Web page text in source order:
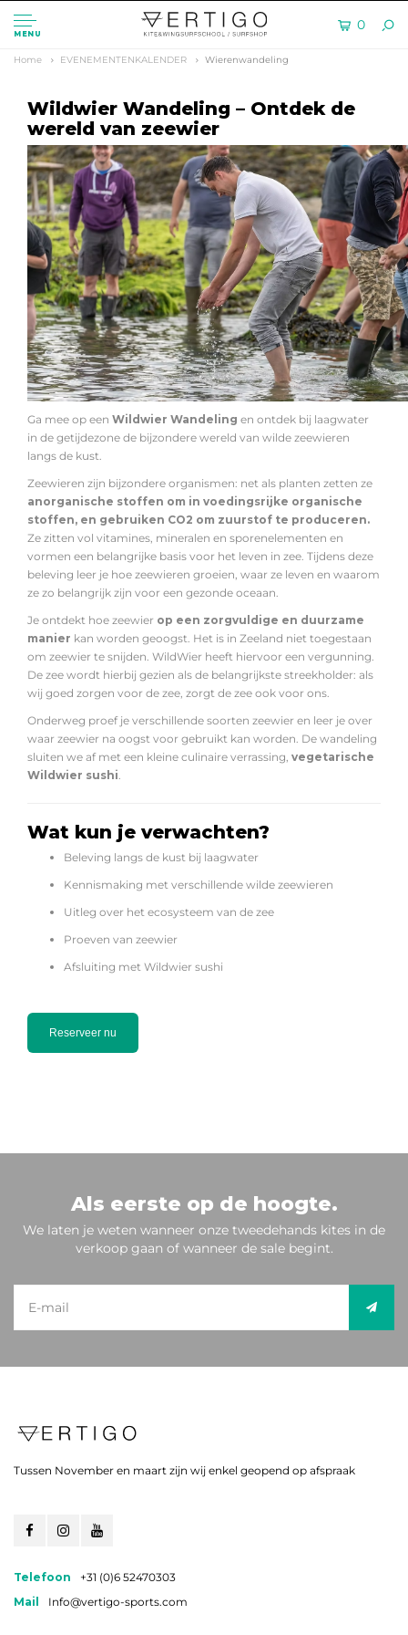
MENU
0
Home EVENEMENTENKALENDER Wierenwandeling
Wildwier Wandeling – Ontdek de
wereld van zeewier
Ga mee op een Wildwier Wandeling en ontdek bij laagwater
in de getijdezone de bijzondere wereld van wilde zeewieren
langs de kust.
Zeewieren zijn bijzondere organismen: net als planten zetten ze
anorganische stoffen om in voedingsrijke organische
stoffen, en gebruiken CO2 om zuurstof te produceren.
Ze zitten vol vitamines, mineralen en sporenelementen en
vormen een belangrijke basis voor het leven in zee. Tijdens deze
beleving leer je hoe zeewieren groeien, waar ze leven en waarom
ze zo belangrijk zijn voor een gezonde oceaan.
Je ontdekt hoe zeewier op een zorgvuldige en duurzame
manier kan worden geoogst. Het is in Zeeland niet toegestaan
om zeewier te snijden. WildWier heeft hiervoor een vergunning.
De zee wordt hierbij gezien als de belangrijkste streekholder: als
wij goed zorgen voor de zee, zorgt de zee ook voor ons.
Onderweg proef je verschillende soorten zeewier en leer je over
waar zeewier na oogst voor gebruikt kan worden. De wandeling
sluiten we af met een kleine culinaire verrassing, vegetarische
Wildwier sushi.
Wat kun je verwachten?
Beleving langs de kust bij laagwater
Kennismaking met verschillende wilde zeewieren
Uitleg over het ecosysteem van de zee
Proeven van zeewier
Afsluiting met Wildwier sushi
Reserveer nu
Als eerste op de hoogte.
We laten je weten wanneer onze tweedehands kites in de
verkoop gaan of wanneer de sale begint.
Tussen November en maart zijn wij enkel geopend op afspraak
Telefoon
+31 (0)6 52470303
Mail
Info@vertigo-sports.com